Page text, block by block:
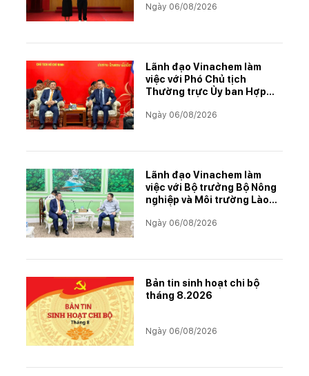
học tập xuất sắc năm học
Ngày 06/08/2026
Lãnh đạo Vinachem làm
việc với Phó Chủ tịch
Thường trực Ủy ban Hợp
đẩy triển khai Dự án Kali
Ngày 06/08/2026
Lãnh đạo Vinachem làm
việc với Bộ trưởng Bộ Nông
nghiệp và Môi trường Lào
Ngày 06/08/2026
Bản tin sinh hoạt chi bộ
tháng 8.2026
Ngày 06/08/2026